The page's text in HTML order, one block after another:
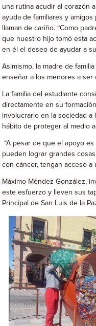
una rutina acudir al corazón
ayuda de familiares y
llaman de cariño. “Como
que nuestro hijo tomó esta
en él el deseo de ayudar a
Asimismo, la madre de
enseñar a los menores a ser
La familia del estudiante
directamente en su
involucrarlo en la sociedad a
hábito de proteger al medio
“A pesar de que el apoyo
pueden lograr grandes
con cáncer, tengan acceso a
Máximo Méndez González,
este esfuerzo y lleven sus
Principal de San Luis de la